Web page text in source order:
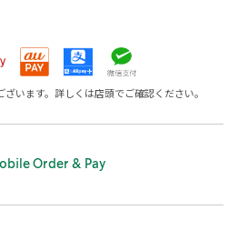
います。詳しくは店頭でご確認ください。
Order & Pay